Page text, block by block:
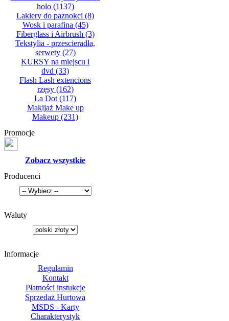
holo(1137)
Lakiery do paznokci (8)
Wosk i parafina (45)
Fiberglass i Airbrush (3)
Tekstylia - przescieradła,
serwety(27)
KURSY na miejscu i
dvd (33)
Flash Lash extencions
rzęsy(162)
La Dot (117)
Makijaż Make up
Makeup (231)
Promocje
Zobacz wszystkie
Producenci
Waluty
Informacje
Regulamin
Kontakt
Płatności instukcje
Sprzedaż Hurtowa
MSDS - Karty
Charakterystyk